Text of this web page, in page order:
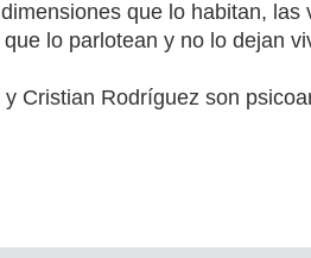
que lo habitan, las
lo parlotean y no lo dejan
Cristian Rodríguez son